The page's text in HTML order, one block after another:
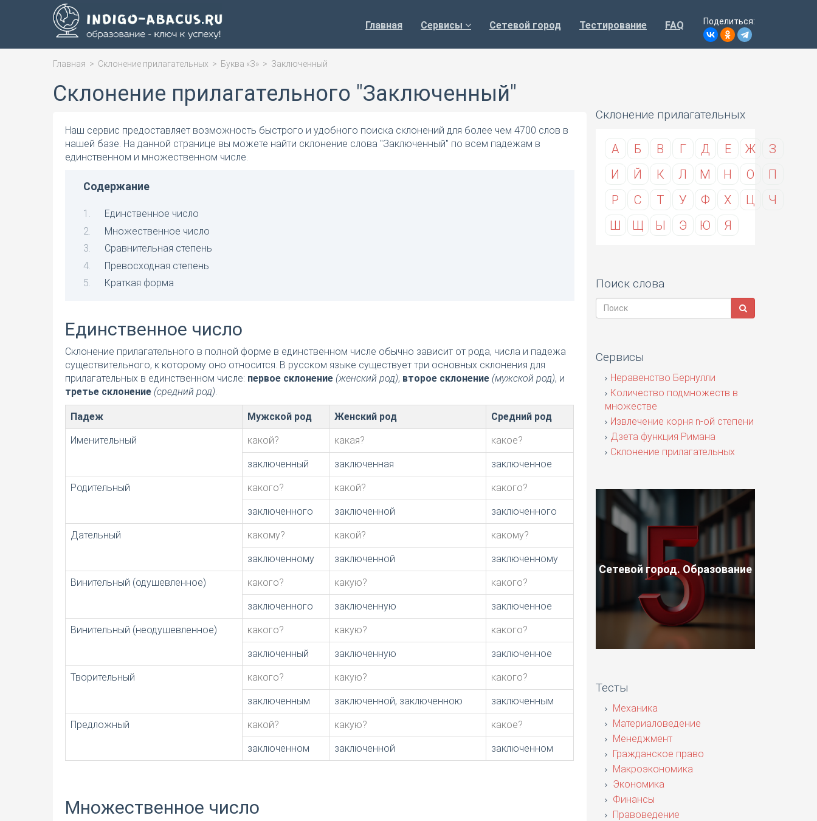
Главная Сервисы Сетевой город Тестирование FAQ Поделиться:
Главная > Склонение прилагательных > Буква «З» > Заключенный
Склонение прилагательного "Заключенный"
Наш сервис предоставляет возможность быстрого и удобного поиска склонений для более чем 4700 слов в
нашей базе. На данной странице вы можете найти склонение слова "Заключенный" по всем падежам в
единственном и множественном числе.
Содержание
Единственное число
Множественное число
Сравнительная степень
Превосходная степень
Краткая форма
Единственное число
Склонение прилагательного в полной форме в единственном числе обычно зависит от рода, числа и падежа
существительного, к которому оно относится. В русском языке существует три основных склонения для
прилагательных в единственном числе: первое склонение (женский род), второе склонение (мужской род), и
третье склонение (средний род).
Падеж Мужской род Женский род Средний род
Именительный какой? какая? какое?
заключенный заключенная заключенное
Родительный какого? какой? какого?
заключенного заключенной заключенного
Дательный какому? какой? какому?
заключенному заключенной заключенному
Винительный (одушевленное) какого? какую? какого?
заключенного заключенную заключенное
Винительный (неодушевленное) какого? какую? какого?
заключенный заключенную заключенное
Творительный какого? какую? какого?
заключенным заключенной, заключенною заключенным
Предложный какой? какую? какое?
заключенном заключенной заключенном
Множественное число
Склонение прилагательных
А Б В Г Д Е Ж
З
И
Й К Л М Н О
П
Р
С Т У Ф Х Ц
Ч
Ш
Щ Ы Э Ю Я
Поиск слова
Сервисы
Неравенство Бернулли
Количество подмножеств в
множестве
Извлечение корня n-ой степени
Дзета функция Римана
Склонение прилагательных
Сетевой город. Образование
Тесты
Механика
Материаловедение
Менеджмент
Гражданское право
Макроэкономика
Экономика
Финансы
Правоведение